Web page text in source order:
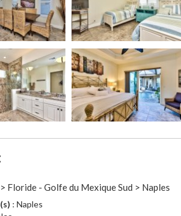
Floride - Golfe du Mexique Sud > Naples
: Naples